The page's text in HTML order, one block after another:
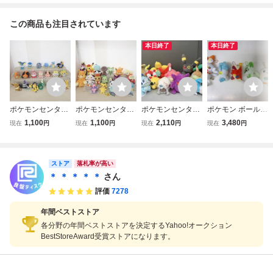
この商品も注目されています
ポケモンセンター
ポケモンfit ぬいぐ
チ/ポッチャマ/タ
マザラシ 等 ポケ
セン【IN
現在 1,100円
ポケモンセンター
ぬいぐるみ まとめ
パー/ニャオハ/ベ
ベノム 等 ポケッ
トモンスター【IN
現在 1,100円
本日終了
ポケモンセンター
限定 ぬいぐるみ
現在 2,110円
本日終了
ポケモン ボールチ
ェーン付 ぬいぐる
現在 3,480円
ストア 落札率が高い
＊ ＊ ＊ ＊ ＊ さん
評価 7278
年間ベストストア
各分野の年間ベストストアを決定するYahoo!オークション
BestStoreAward受賞ストアになります。